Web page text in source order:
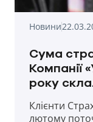
Новини
Сума
Компанії
року
Клієнти
лютому